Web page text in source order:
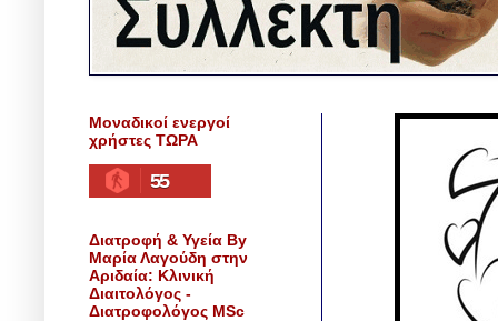
Μοναδικοί ενεργοί
χρήστες ΤΩΡΑ
55
Διατροφή & Υγεία By
Μαρία Λαγούδη στην
Αριδαία: Κλινική
Διαιτολόγος -
Διατροφολόγος MSc